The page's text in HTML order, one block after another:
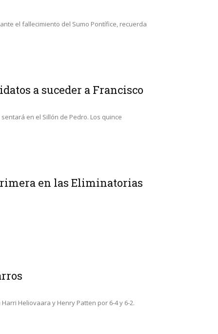
el fallecimiento del Sumo Pontífice, recuerda
a suceder a Francisco
en el Sillón de Pedro. Los quince
en las Eliminatorias
Heliovaara y Henry Patten por 6-4 y 6-2.